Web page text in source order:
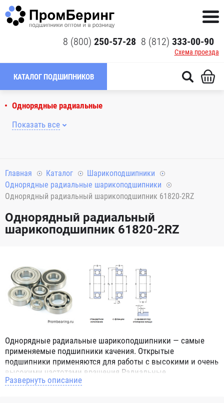
8 (800) 250-57-28 8 (812) 333-00-90
Схема проезда
КАТАЛОГ ПОДШИПНИКОВ
Однорядные радиальные
Показать все
Главная Каталог
Шарикоподшипники
Однорядные радиальные шарикоподшипники
Однорядный радиальный шарикоподшипник 61820-2RZ
Однорядный радиальный
шарикоподшипник 61820-2RZ
Однорядные радиальные шарикоподшипники — самые
применяемые подшипники качения. Открытые
подшипники применяются для работы с высокими и очень
высокими частотами вращения.Радиальные
шарикоподшипники обозначением 2Z ZZ с обеих сторон
Развернуть описание